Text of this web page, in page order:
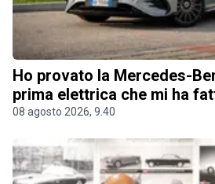
Ho provato la Mercedes-
prima elettrica che mi ha
08 agosto 2026, 9.40